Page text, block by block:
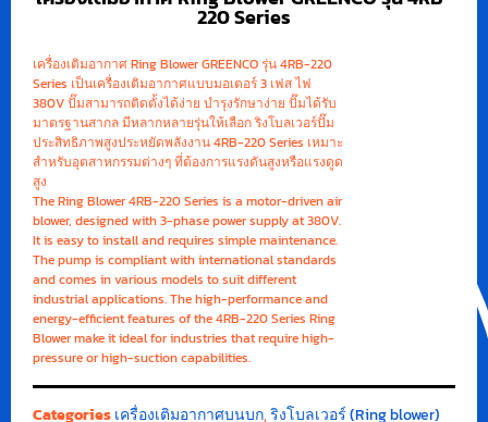
220 Series
เครื่องเติมอากาศ Ring Blower GREENCO รุ่น 4RB-220
Series เป็นเครื่องเติมอากาศแบบมอเตอร์ 3 เฟส ไฟ
380V ปั๊มสามารถติดตั้งได้ง่าย บำรุงรักษาง่าย ปั๊มได้รับ
มาตรฐานสากล มีหลากหลายรุ่นให้เลือก ริงโบลเวอร์ปั๊ม
ประสิทธิภาพสูงประหยัดพลังงาน 4RB-220 Series เหมาะ
สำหรับอุตสาหกรรมต่างๆ ที่ต้องการแรงดันสูงหรือแรงดูด
สูง
The Ring Blower 4RB-220 Series is a motor-driven air
blower, designed with 3-phase power supply at 380V.
It is easy to install and requires simple maintenance.
The pump is compliant with international standards
and comes in various models to suit different
industrial applications. The high-performance and
energy-efficient features of the 4RB-220 Series Ring
Blower make it ideal for industries that require high-
pressure or high-suction capabilities.
Categoriesเครื่องเติมอากาศบนบก,ริงโบลเวอร์ (Ring blower)